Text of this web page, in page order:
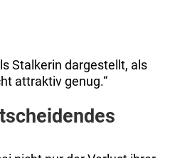
Stalkerin dargestellt, als
attraktiv genug.“